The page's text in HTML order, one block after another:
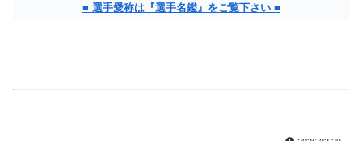
■ 選手愛称は『選手名鑑』をご覧下さい ■